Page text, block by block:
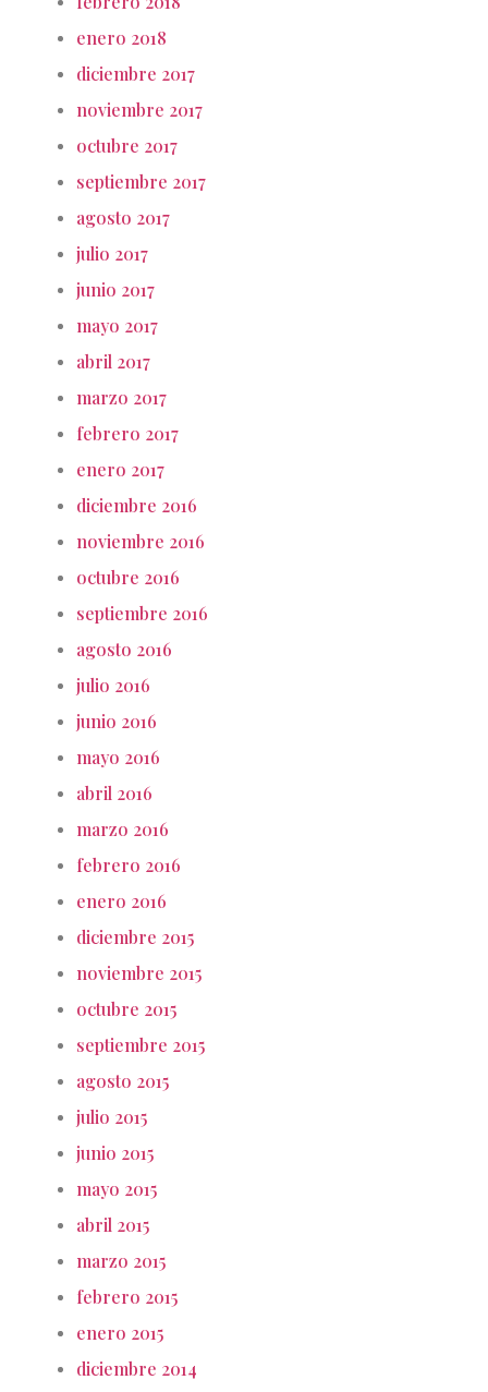
enero 2018
diciembre 2017
noviembre 2017
octubre 2017
septiembre 2017
agosto 2017
julio 2017
junio 2017
mayo 2017
abril 2017
marzo 2017
febrero 2017
enero 2017
diciembre 2016
noviembre 2016
octubre 2016
septiembre 2016
agosto 2016
julio 2016
junio 2016
mayo 2016
abril 2016
marzo 2016
febrero 2016
enero 2016
diciembre 2015
noviembre 2015
octubre 2015
septiembre 2015
agosto 2015
julio 2015
junio 2015
mayo 2015
abril 2015
marzo 2015
febrero 2015
enero 2015
diciembre 2014